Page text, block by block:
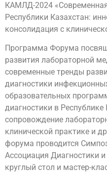
КАМЛД-2024
Республики Казахстан:
консолидация с
Программа Форума
развития лабораторной
современные тренды
диагностики
образовательных
диагностики в Республике
сопровождение
клинической практике и
форума проводится
Ассоциация Диагностики
круглый стол и мастер-